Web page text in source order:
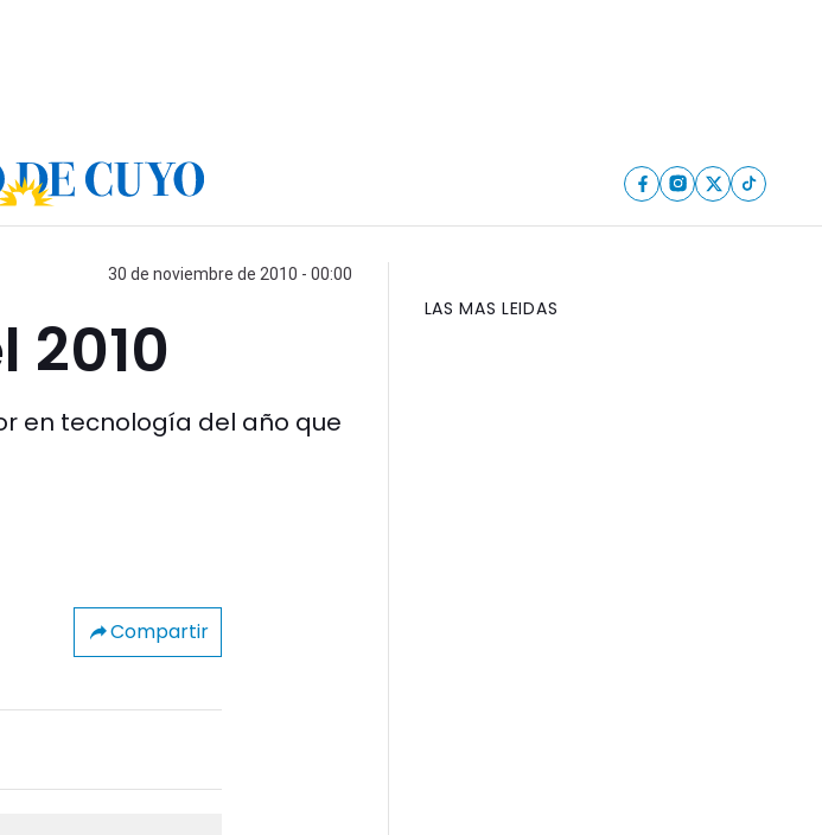
30 de noviembre de 2010 - 00:00
2010
en tecnología del año que
Compartir
LAS MAS LEIDAS